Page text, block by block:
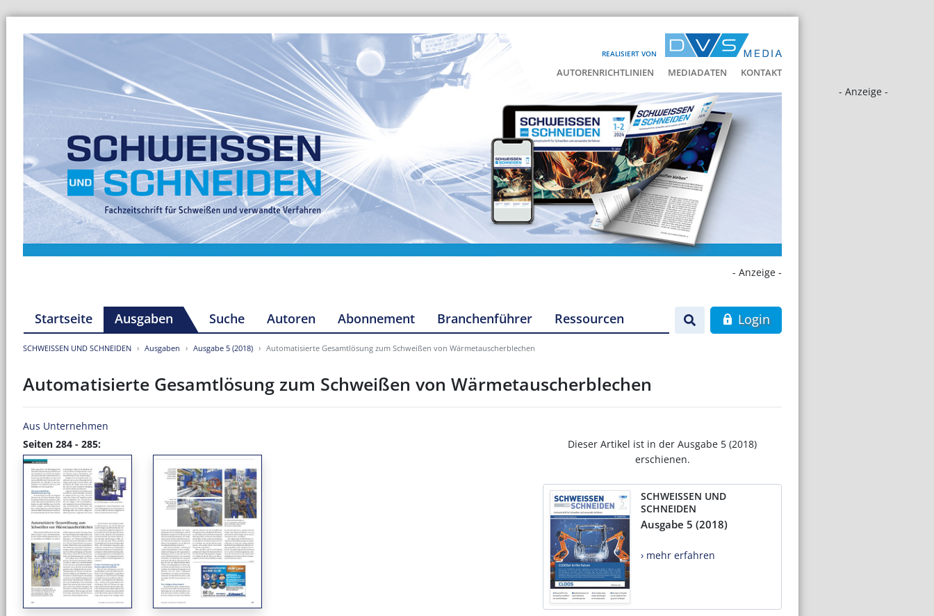
REALISIERT VON
AUTORENRICHTLINIEN MEDIADATEN KONTAKT
- Anzeige -
- Anzeige -
Startseite Ausgaben Suche Autoren Abonnement Branchenführer Ressourcen Login
SCHWEISSEN UND SCHNEIDEN Ausgaben Ausgabe 5 (2018) Automatisierte Gesamtlösung zum Schweißen von Wärmetauscherblechen
Automatisierte Gesamtlösung zum Schweißen von Wärmetauscherblechen
Aus Unternehmen
Seiten 284 - 285:
Dieser Artikel ist in der Ausgabe 5 (2018)
erschienen.
SCHWEISSEN UND
SCHNEIDEN
Ausgabe 5 (2018)
› mehr erfahren